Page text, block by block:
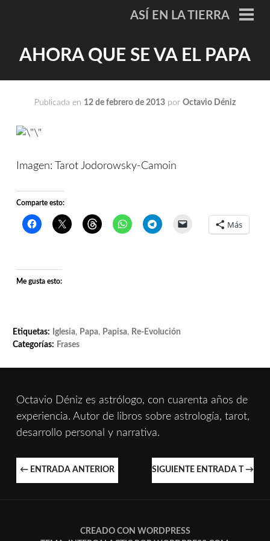
ASÍ EN LA TIERRA
AHORA QUE SE VA EL PAPA
Publicada en 12 de febrero de 2013 por Octavio Déniz
Imagen: Tarot Jodorowsky-Camoin
Comparte esto:
Más
Me gusta esto:
Etiquetas: Iglesia, Papa, Papisa, Re-Evolución
Categorías: Frases
Octavio Déniz es astrólogo, con cuarenta años de
experiencia. Autor de libros sobre astrología, tarot,
desarrollo personal y narrativa.
NAVEGACIÓN
ENTRADAS
← ENTRADA ANTERIOR SIGUIENTE ENTRADA T →
CREADO CON WORDPRESS